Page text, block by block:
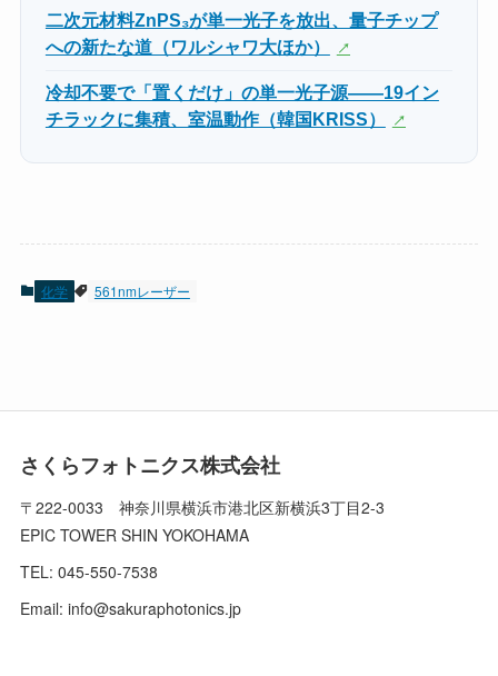
二次元材料ZnPS₃が単一光子を放出、量子チップ
への新たな道（ワルシャワ大ほか）
冷却不要で「置くだけ」の単一光子源——19イン
チラックに集積、室温動作（韓国KRISS）
化学 561nmレーザー
さくらフォトニクス株式会社
〒222-0033 神奈川県横浜市港北区新横浜3丁目2-3
EPIC TOWER SHIN YOKOHAMA
TEL: 045-550-7538
Email: info@sakuraphotonics.jp